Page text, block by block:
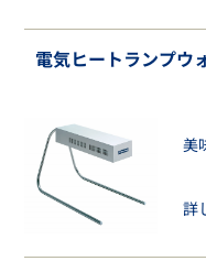
電気ヒートランプウ
美
詳